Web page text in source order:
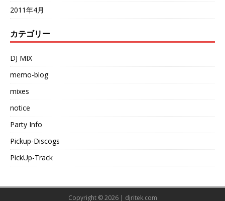
2011年4月
カテゴリー
DJ MIX
memo-blog
mixes
notice
Party Info
Pickup-Discogs
PickUp-Track
Copyright © 2026 | djritek.com